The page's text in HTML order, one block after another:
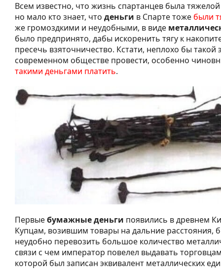
Всем известно, что жизнь спартанцев была
но мало кто знает, что деньги в Спарте тоже были
же громоздкими и неудобными, в виде
было предпринято, дабы искоренить тягу к
пресечь взяточничество. Кстати, неплохо бы такой
современном обществе провести, особенно
такими деньгами платить.
Первыебумажные деньги появились в древнем
Купцам, возившим товары на дальние расстояния,
неудобно перевозить большое количество
связи с чем император повелел выдавать
которой был записан эквивалент металлических